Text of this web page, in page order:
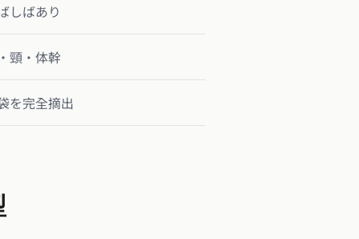
しばあり
頸・体幹
を完全摘出